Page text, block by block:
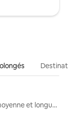
Locations moyenne et longue durée